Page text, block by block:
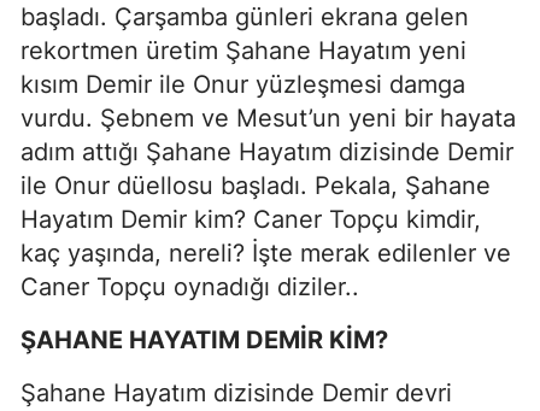
başladı. Çarşamba günleri ekrana gelen
rekortmen üretim Şahane Hayatım yeni
kısım Demir ile Onur yüzleşmesi damga
vurdu. Şebnem ve Mesut’un yeni bir hayata
adım attığı Şahane Hayatım dizisinde Demir
ile Onur düellosu başladı. Pekala, Şahane
Hayatım Demir kim? Caner Topçu kimdir,
kaç yaşında, nereli? İşte merak edilenler ve
Caner Topçu oynadığı diziler..
ŞAHANE HAYATIM DEMİR KİM?
Şahane Hayatım dizisinde Demir devri